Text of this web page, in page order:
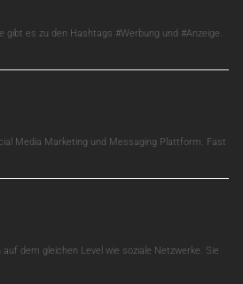
gibt es zu den Hashtags #Werbung und #Anzeige.
Media Marketing und Messaging Plattform. Fast
dem gleichen Level wie soziale Netzwerke. Sie